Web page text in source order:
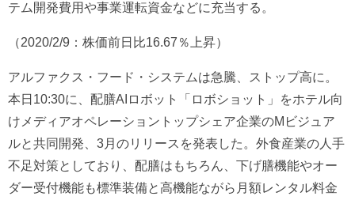
テム開発費用や事業運転資金などに充当する。
（2020/2/9：株価前日比16.67％上昇）
アルファクス・フード・システムは急騰、ストップ高に。
本日10:30に、配膳AIロボット「ロボショット」をホテル向
けメディアオペレーショントップシェア企業のMビジュア
ルと共同開発、3月のリリースを発表した。外食産業の人手
不足対策としており、配膳はもちろん、下げ膳機能やオー
ダー受付機能も標準装備と高機能ながら月額レンタル料金